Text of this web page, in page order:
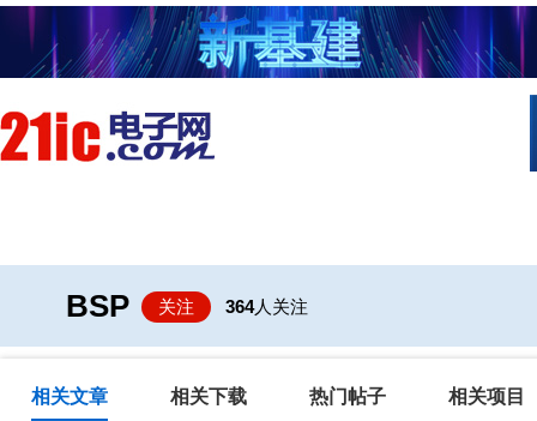
BSP 关注 364人关注
相关文章 相关下载 热门帖子 相关项目